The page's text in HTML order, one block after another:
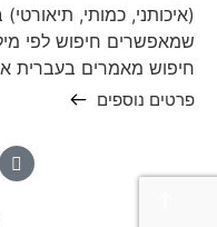
(איכותני, כמותי,
שמאפשרים חיפוש לפי
חיפוש מאמרים בעברית
פרטים נוספים